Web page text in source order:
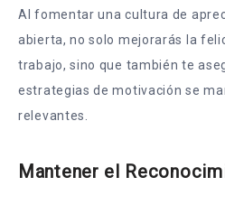
Al fomentar una cultura de
abierta, no solo mejorarás la
trabajo, sino que también te
estrategias de motivación se
relevantes.
Mantener el